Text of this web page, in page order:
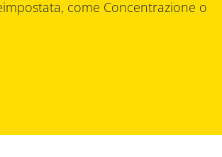
come Concentrazione o